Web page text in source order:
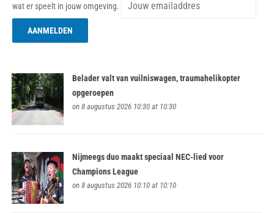
wat er speelt in jouw omgeving.
Belader valt van vuilniswagen, traumahelikopter
opgeroepen
on 8 augustus 2026 10:30 at 10:30
Nijmeegs duo maakt speciaal NEC-lied voor
Champions League
on 8 augustus 2026 10:10 at 10:10